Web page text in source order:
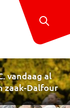
vandaag al
zaak-Dalfour